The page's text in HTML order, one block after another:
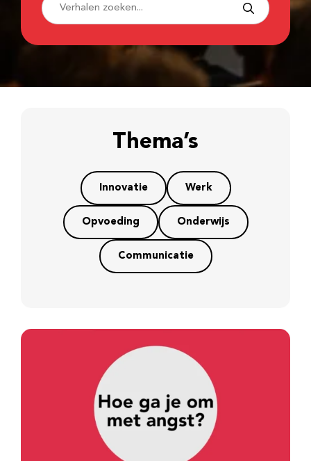
Thema’s
Innovatie Werk
Opvoeding Onderwijs
Communicatie